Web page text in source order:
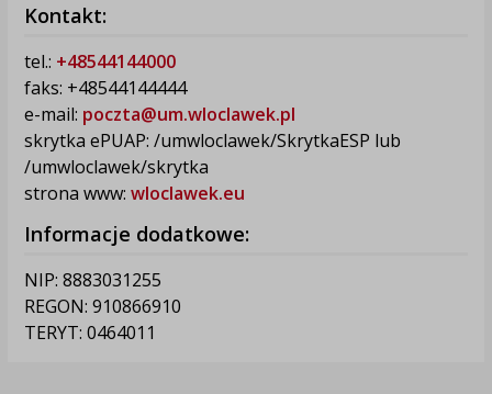
Kontakt:
tel.: +48544144000
faks: +48544144444
e-mail: poczta@um.wloclawek.pl
skrytka ePUAP: /umwloclawek/SkrytkaESP lub
/umwloclawek/skrytka
strona www: wloclawek.eu
Informacje dodatkowe:
NIP: 8883031255
REGON: 910866910
TERYT: 0464011